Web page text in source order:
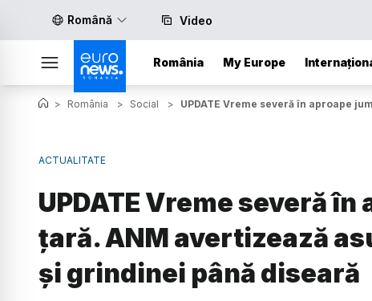
Română Video
România My Europe
> România > Social > UPDATE Vreme severă în aproape
ACTUALITATE
UPDATE Vreme severă
țară. ANM avertizează
și grindinei până diseară